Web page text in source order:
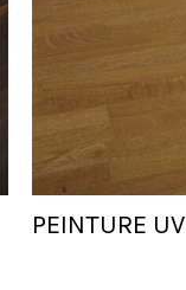
PEINTURE UV